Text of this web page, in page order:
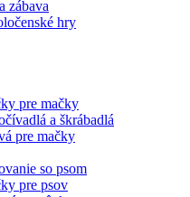
zábava
hry
pre mačky
a škrábadlá
pre mačky
so psom
pre psov